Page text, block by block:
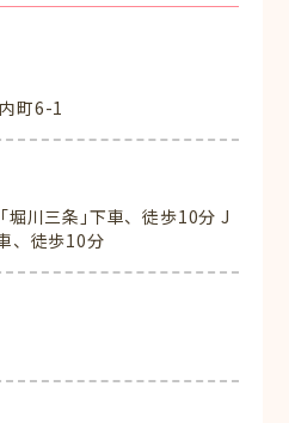
町6-1
堀川三条｣下車、徒歩10分 J
、徒歩10分